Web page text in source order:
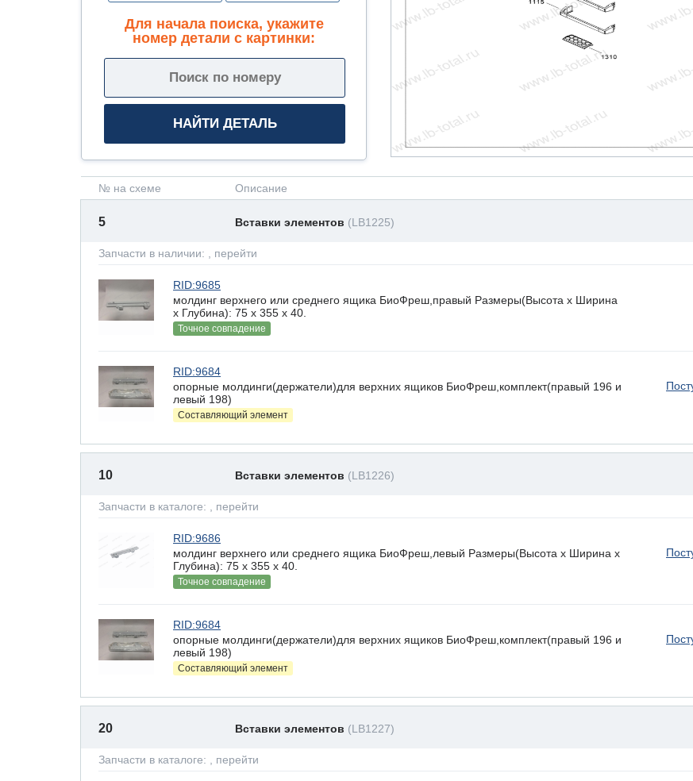
Для начала поиска, укажите
номер детали с картинки:
№ на схеме Описание
5 Вставки элементов (LB1225)
Запчасти в наличии: , перейти
RID:9685
молдинг верхнего или среднего ящика БиоФреш,правый Размеры(Высота х Ширина
х Глубина): 75 x 355 х 40.
Точное совпадение
RID:9684
опорные молдинги(держатели)для верхних ящиков БиоФреш,комплект(правый 196 и
левый 198)
Составляющий элемент
10 Вставки элементов (LB1226)
Запчасти в каталоге: , перейти
RID:9686
молдинг верхнего или среднего ящика БиоФреш,левый Размеры(Высота х Ширина х
Глубина): 75 x 355 х 40.
Точное совпадение
RID:9684
опорные молдинги(держатели)для верхних ящиков БиоФреш,комплект(правый 196 и
левый 198)
Составляющий элемент
20 Вставки элементов (LB1227)
Запчасти в каталоге: , перейти